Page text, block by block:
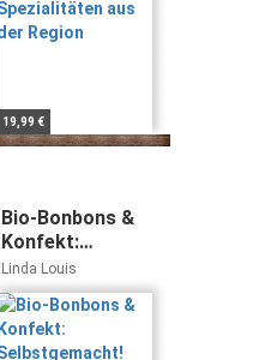
19,99 €
Bio-Bonbons &
Konfekt:
Selbstgemacht!
Linda Louis